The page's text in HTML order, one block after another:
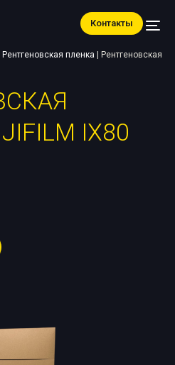
Контакты
Рентгеновская пленка
Рентгеновская
IX80